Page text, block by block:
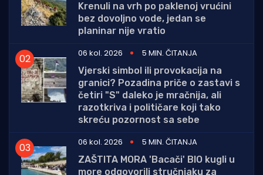
Krenuli na vrh po paklenoj vrućini
bez dovoljno vode, jedan se
planinar nije vratio
06 kol. 2026
5 MIN. ČITANJA
Vjerski simbol ili provokacija na
granici? Pozadina priče o zastavi s
četiri "S" daleko je mračnija, ali
razotkriva i političare koji tako
skreću pozornost sa sebe
06 kol. 2026
5 MIN. ČITANJA
ZAŠTITA MORA 'Bacači' BIO kugli u
more odgovorili stručnjaku za